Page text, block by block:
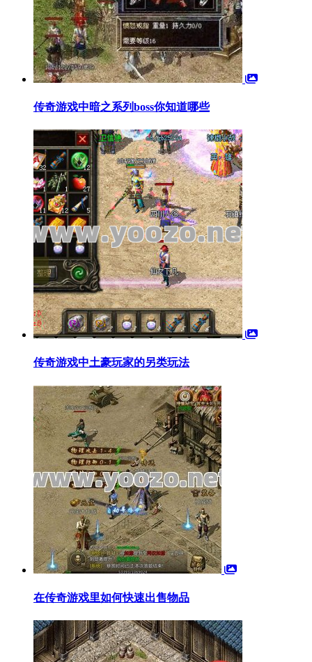
传奇游戏中暗之系列boss你知道哪些
传奇游戏中土豪玩家的另类玩法
在传奇游戏里如何快速出售物品